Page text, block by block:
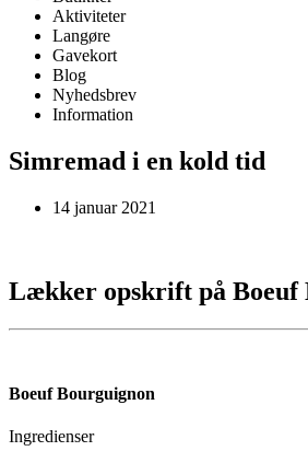
Aktiviteter
Langøre
Gavekort
Blog
Nyhedsbrev
Information
Simremad i en kold tid
14 januar 2021
Lækker opskrift på Boeuf
Boeuf Bourguignon
Ingredienser